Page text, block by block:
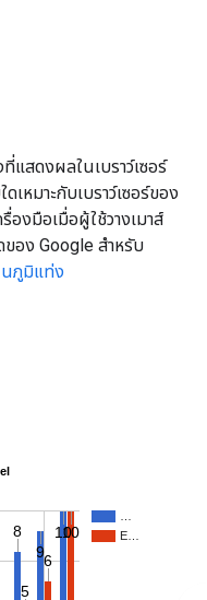
สดงผลในเบราว์เซอร์
เหมาะกับเบราว์เซอร์ของ
งมือเมื่อผู้ใช้วางเมาส์
อง Google สำหรับ
ภูมิแท่ง